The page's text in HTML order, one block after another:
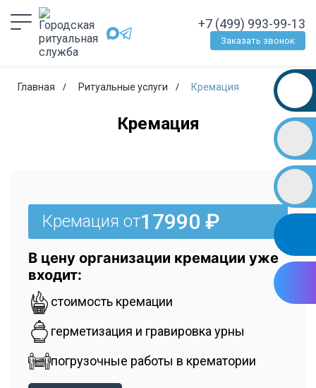
+7 (499) 993-99-13
Заказать звонок
Главная Ритуальные услуги Кремация
Кремация
Кремация от17990 ₽
В цену организации кремации уже
входит:
стоимость кремации
герметизация и гравировка урны
погрузочные работы в крематории